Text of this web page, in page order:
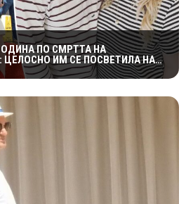
ПО СМРТТА НА
ЦЕЛОСНО ИМ СЕ ПОСВЕТИЛА НА
ПЕРИОД